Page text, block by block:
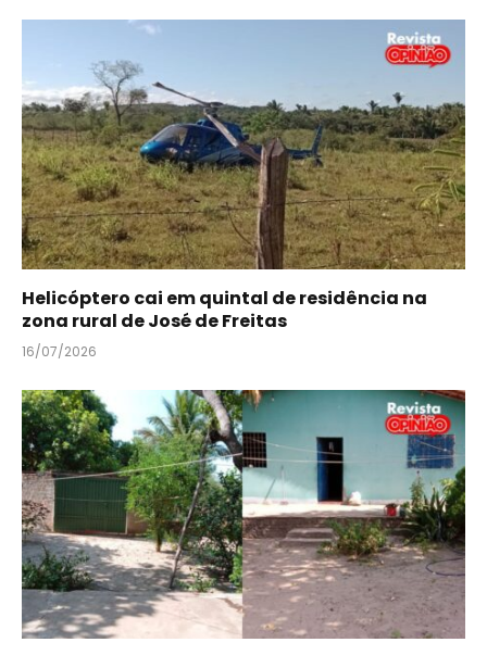
Helicóptero cai em quintal de residência na
zona rural de José de Freitas
16/07/2026